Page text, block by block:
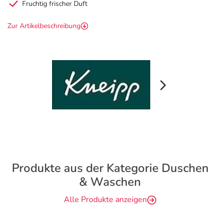
Fruchtig frischer Duft
Zur Artikelbeschreibung
Produkte aus der Kategorie Duschen
& Waschen
Alle Produkte anzeigen